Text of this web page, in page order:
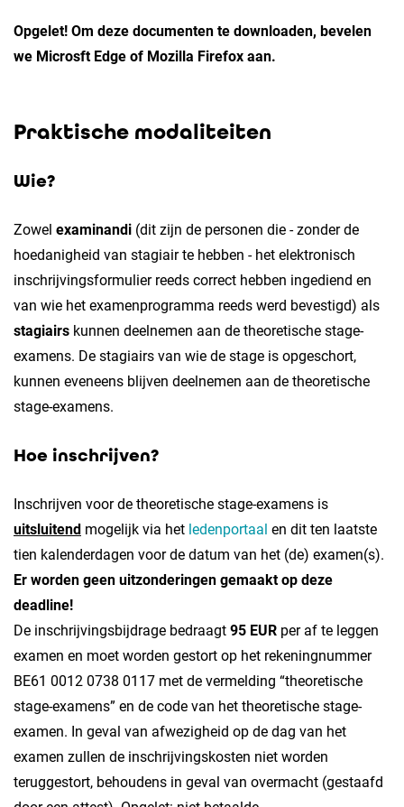
Opgelet! Om deze documenten te downloaden, bevelen
we Microsft Edge of Mozilla Firefox aan.
Praktische modaliteiten
Wie?
Zowel examinandi (dit zijn de personen die - zonder de
hoedanigheid van stagiair te hebben - het elektronisch
inschrijvingsformulier reeds correct hebben ingediend en
van wie het examenprogramma reeds werd bevestigd) als
stagiairs kunnen deelnemen aan de theoretische stage-
examens. De stagiairs van wie de stage is opgeschort,
kunnen eveneens blijven deelnemen aan de theoretische
stage-examens.
Hoe inschrijven?
Inschrijven voor de theoretische stage-examens is
uitsluitend mogelijk via het ledenportaal en dit ten laatste
tien kalenderdagen voor de datum van het (de) examen(s).
Er worden geen uitzonderingen gemaakt op deze
deadline!
De inschrijvingsbijdrage bedraagt 95 EUR per af te leggen
examen en moet worden gestort op het rekeningnummer
BE61 0012 0738 0117 met de vermelding “theoretische
stage-examens” en de code van het theoretische stage-
examen. In geval van afwezigheid op de dag van het
examen zullen de inschrijvingskosten niet worden
teruggestort, behoudens in geval van overmacht (gestaafd